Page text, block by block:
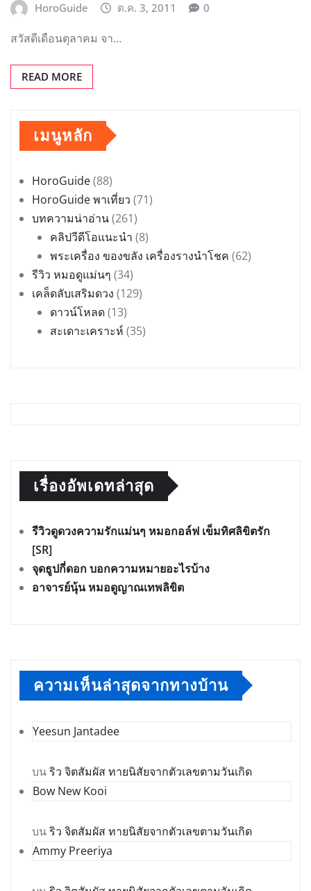
HoroGuide ต.ค. 3, 2011 0
สวัสดีเดือนตุลาคม จา…
READ MORE
เมนูหลัก
HoroGuide(88)
HoroGuide พาเที่ยว (71)
บทความน่าอ่าน(261)
คลิปวีดีโอแนะนำ (8)
พระเครื่อง ของขลัง เครื่องรางนำโชค (62)
รีวิว หมอดูแม่นๆ (34)
เคล็ดลับเสริมดวง (129)
ดาวน์โหลด(13)
สะเดาะเคราะห์ (35)
เรื่องอัพเดทล่าสุด
รีวิวดูดวงความรักแม่นๆ หมอกอล์ฟ เข็มทิศลิขิตรัก
[SR]
จุดธูปกี่ดอก บอกความหมายอะไรบ้าง
อาจารย์นุ้น หมอดูญาณเทพลิขิต
ความเห็นล่าสุดจากทางบ้าน
Yeesun Jantadee
บนริว จิตสัมผัส ทายนิสัยจากตัวเลขตามวันเกิด
Bow New Kooi
บนริว จิตสัมผัส ทายนิสัยจากตัวเลขตามวันเกิด
Ammy Preeriya